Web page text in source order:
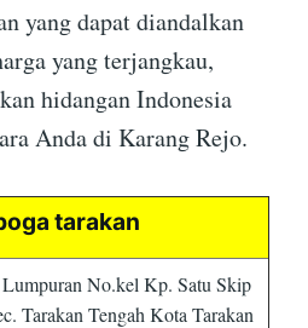
yang dapat diandalkan
yang terjangkau,
hidangan Indonesia
Anda di Karang Rejo.
tarakan
No.kel Kp. Satu Skip
Tarakan Tengah Kota Tarakan